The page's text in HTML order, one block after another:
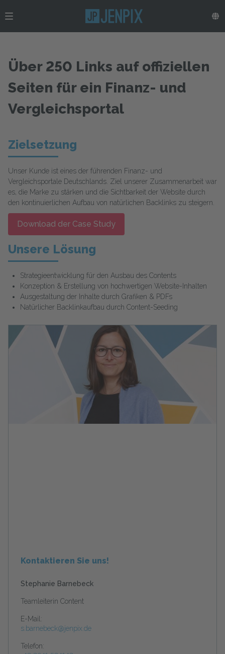
Über 250 Links auf offiziellen
Seiten für ein Finanz- und
Vergleichsportal
Zielsetzung
Unser Kunde ist eines der führenden Finanz- und
Vergleichsportale Deutschlands. Ziel unserer Zusammenarbeit war
es, die Marke zu stärken und die Sichtbarkeit der Website durch
den kontinuierlichen Aufbau von natürlichen Backlinks zu steigern.
Download der Case Study
Unsere Lösung
Strategieentwicklung für den Ausbau des Contents
Konzeption & Erstellung von hochwertigen Website-Inhalten
Ausgestaltung der Inhalte durch Grafiken & PDFs
Natürlicher Backlinkaufbau durch Content-Seeding
Kontaktieren Sie uns!
Stephanie Barnebeck
Teamleiterin Content
E-Mail:
s.barnebeck@jenpix.de
Telefon: